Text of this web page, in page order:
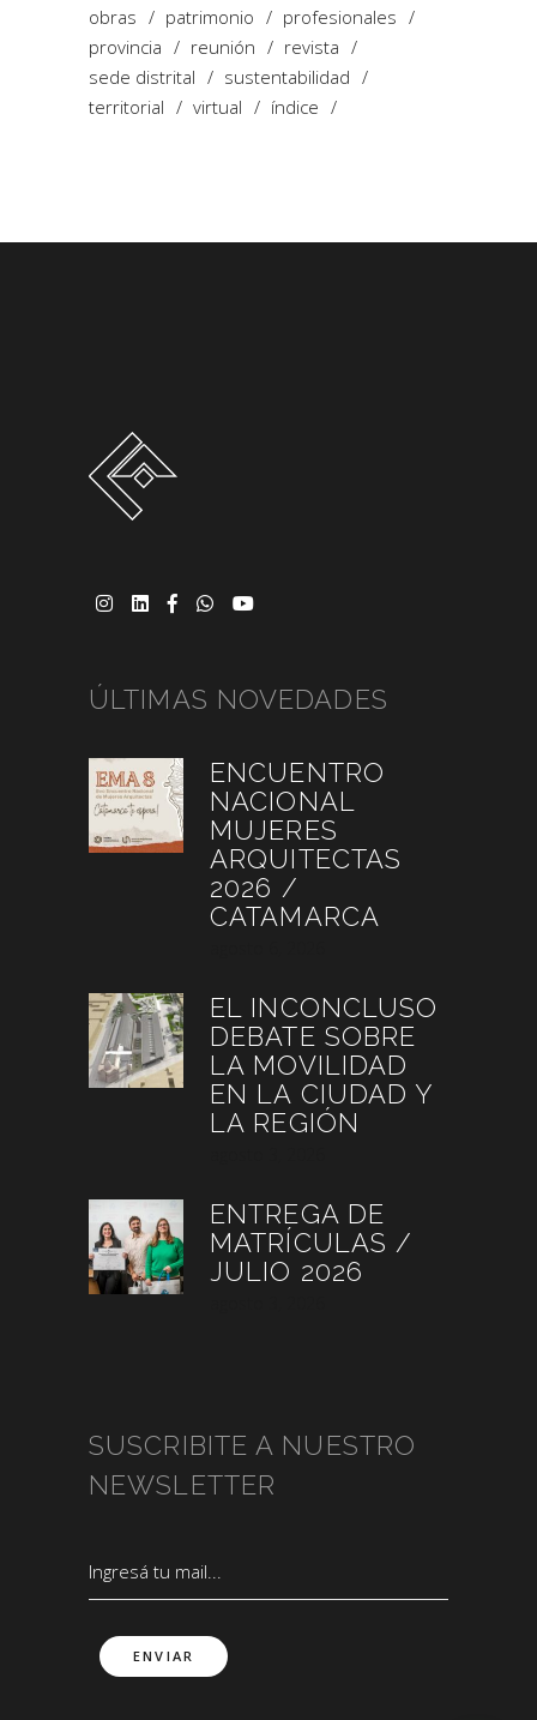
obras
patrimonio
profesionales
provincia
reunión
revista
sede distrital
sustentabilidad
territorial
virtual índice
ÚLTIMAS NOVEDADES
ENCUENTRO
NACIONAL
MUJERES
ARQUITECTAS
2026 /
CATAMARCA
EL INCONCLUSO
DEBATE SOBRE
LA MOVILIDAD
EN LA CIUDAD Y
LA REGIÓN
ENTREGA DE
MATRÍCULAS /
JULIO 2026
SUSCRIBITE A NUESTRO
NEWSLETTER